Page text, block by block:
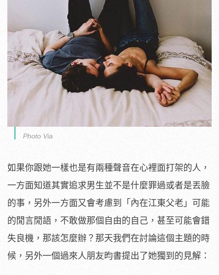
Photo Via
如果你跟她一樣也是有兩種聲音在心裡面打架的人，
一方面知道其實追求男生並不是什麼罪過或者是丟臉
的事，另外一方面又會考慮到「內在江東父老」可能
的閒言閒語，不敢做那個自由的自己，甚至可能會錯
失良機，那該怎麼辦？那天我們在討論這個主題的時
候，另外一個過來人朋友昀書提出了她獨到的見解：